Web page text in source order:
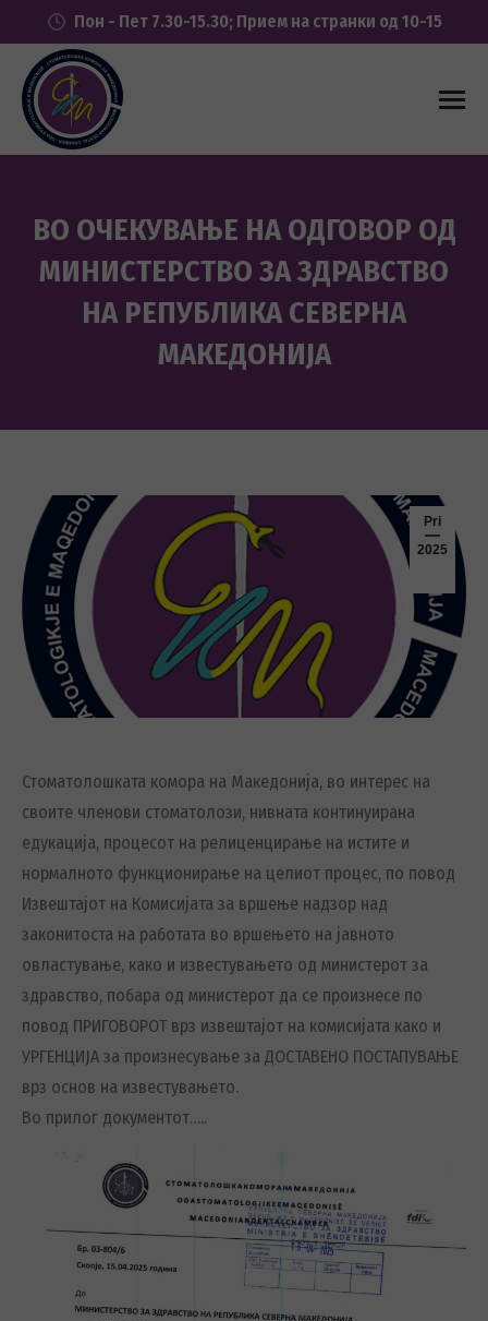
Пон - Пет 7.30-15.30; Прием на странки од 10-15
ВО ОЧЕКУВАЊЕ НА ОДГОВОР ОД
МИНИСТЕРСТВО ЗА ЗДРАВСТВО
НА РЕПУБЛИКА СЕВЕРНА
МАКЕДОНИЈА
Pri
2025
Стоматолошката комора на Македонија, во интерес на
своите членови стоматолози, нивната континуирана
едукација, процесот на релиценцирање на истите и
нормалното функционирање на целиот процес, по повод
Извештајот на Комисијата за вршење надзор над
законитоста на работата во вршењето на јавното
овластување, како и известувањето од министерот за
здравство, побара од министерот да се произнесе по
повод ПРИГОВОРОТ врз извештајот на комисијата како и
УРГЕНЦИЈА за произнесување за ДОСТАВЕНО ПОСТАПУВАЊЕ
врз основ на известувањето.
Во прилог документот…..